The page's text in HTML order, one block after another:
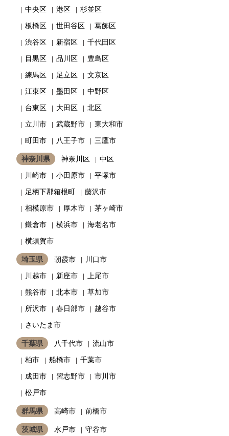
中央区
港区
杉並区
板橋区
世田谷区
葛飾区
渋谷区
新宿区
千代田区
目黒区
品川区
豊島区
練馬区
足立区
文京区
江東区
墨田区
中野区
台東区
大田区
北区
立川市
武蔵野市
東大和市
町田市
八王子市 三鷹市
神奈川県 神奈川区
中区
川崎市
小田原市
平塚市
足柄下郡箱根町
藤沢市
相模原市
厚木市
茅ヶ崎市
鎌倉市
横浜市
海老名市
横須賀市
埼玉県 朝霞市
川口市
川越市
新座市
上尾市
熊谷市
北本市
草加市
所沢市
春日部市
越谷市
さいたま市
千葉県 八千代市
流山市
柏市
船橋市
千葉市
成田市
習志野市
市川市
松戸市
群馬県 高崎市 前橋市
茨城県 水戸市 守谷市